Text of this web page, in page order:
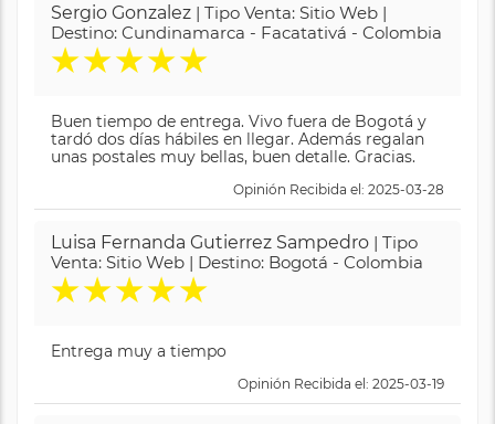
Sergio Gonzalez | Tipo Venta: Sitio Web |
Destino: Cundinamarca - Facatativá - Colombia
★★★★★
Buen tiempo de entrega. Vivo fuera de Bogotá y
tardó dos días hábiles en llegar. Además regalan
unas postales muy bellas, buen detalle. Gracias.
Opinión Recibida el: 2025-03-28
Luisa Fernanda Gutierrez Sampedro | Tipo
Venta: Sitio Web | Destino: Bogotá - Colombia
★★★★★
Entrega muy a tiempo
Opinión Recibida el: 2025-03-19